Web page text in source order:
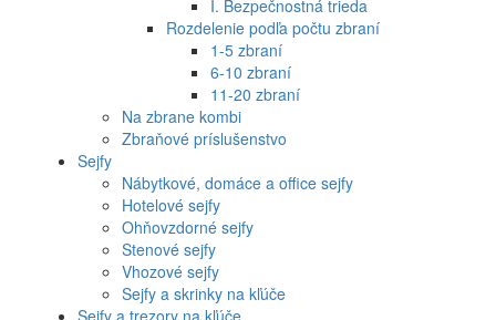
I. Bezpečnostná trieda
Rozdelenie podľa počtu zbraní
1-5 zbraní
6-10 zbraní
11-20 zbraní
Na zbrane kombi
Zbraňové príslušenstvo
Sejfy
Nábytkové, domáce a office sejfy
Hotelové sejfy
Ohňovzdorné sejfy
Stenové sejfy
Vhozové sejfy
Sejfy a skrinky na kľúče